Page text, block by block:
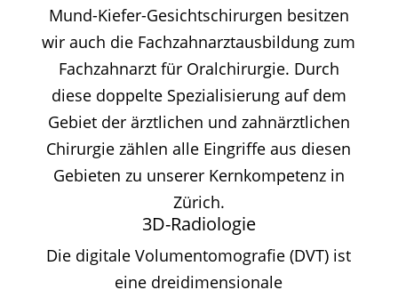
Mund-Kiefer-Gesichtschirurgen besitzen
wir auch die Fachzahnarztausbildung zum
Fachzahnarzt für Oralchirurgie. Durch
diese doppelte Spezialisierung auf dem
Gebiet der ärztlichen und zahnärztlichen
Chirurgie zählen alle Eingriffe aus diesen
Gebieten zu unserer Kernkompetenz in
Zürich.
3D-Radiologie
Die digitale Volumentomografie (DVT) ist
eine dreidimensionale